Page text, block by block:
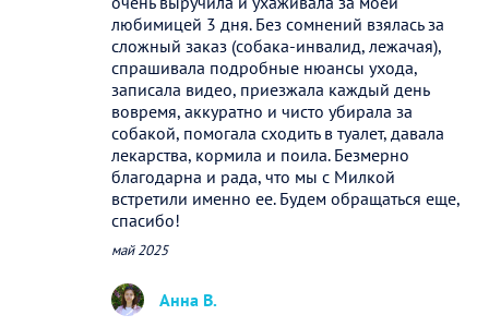
любимицей 3 дня. Без сомнений взялась за
сложный заказ (собака-инвалид, лежачая),
спрашивала подробные нюансы ухода,
записала видео, приезжала каждый день
вовремя, аккуратно и чисто убирала за
собакой, помогала сходить в туалет, давала
лекарства, кормила и поила. Безмерно
благодарна и рада, что мы с Милкой
встретили именно ее. Будем обращаться еще,
спасибо!
май 2025
Анна В.